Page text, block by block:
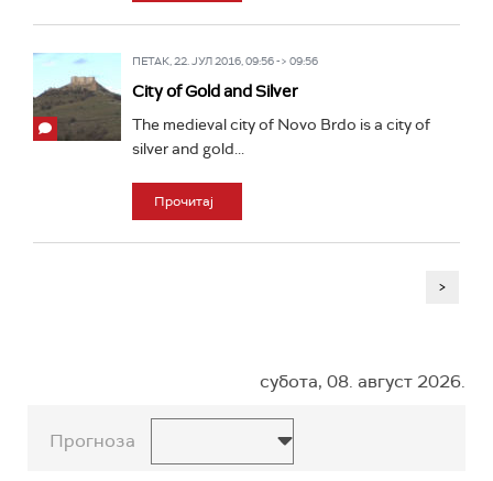
ПЕТАК, 22. ЈУЛ 2016, 09:56 -> 09:56
City of Gold and Silver
The medieval city of Novo Brdo is a city of
silver and gold...
Прочитај
>
субота, 08. август 2026.
Прогноза